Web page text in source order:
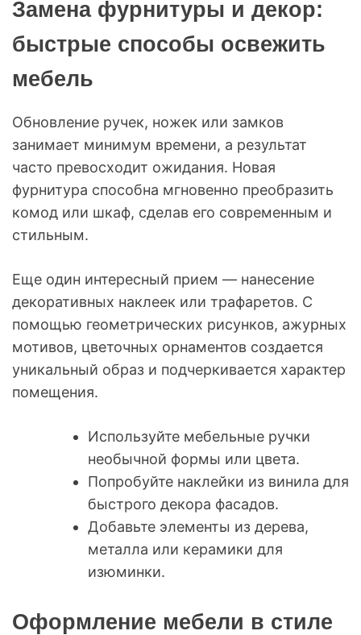
Замена фурнитуры и декор:
быстрые способы освежить
мебель
Обновление ручек, ножек или замков
занимает минимум времени, а результат
часто превосходит ожидания. Новая
фурнитура способна мгновенно преобразить
комод или шкаф, сделав его современным и
стильным.
Еще один интересный прием — нанесение
декоративных наклеек или трафаретов. С
помощью геометрических рисунков, ажурных
мотивов, цветочных орнаментов создается
уникальный образ и подчеркивается характер
помещения.
Используйте мебельные ручки
необычной формы или цвета.
Попробуйте наклейки из винила для
быстрого декора фасадов.
Добавьте элементы из дерева,
металла или керамики для
изюминки.
Оформление мебели в стиле